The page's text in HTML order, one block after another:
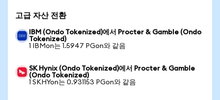
고급 자산 전환
IBM (Ondo Tokenized)에서 Procter & Gamble (Ondo
Tokenized)
1 IBMon는 1.5947 PGon와 같음
SK Hynix (Ondo Tokenized)에서 Procter & Gamble
(Ondo Tokenized)
1 SKHYon는 0.931153 PGon와 같음